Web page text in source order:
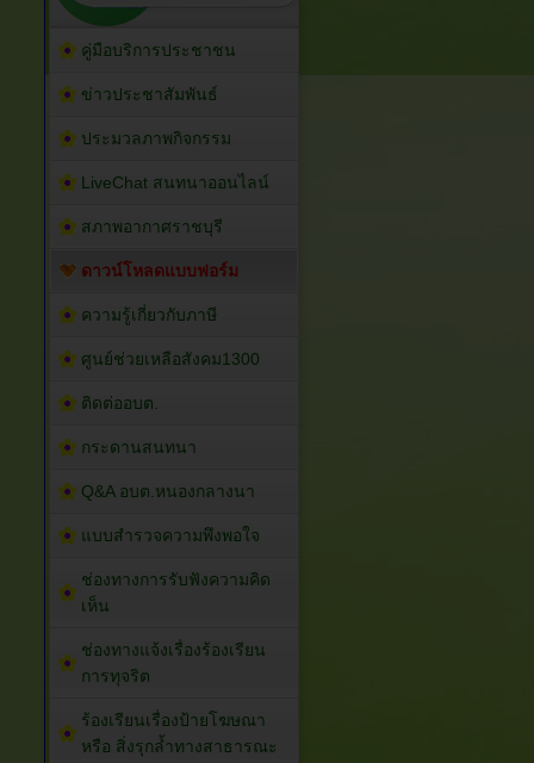
คู่มือบริการประชาชน
ข่าวประชาสัมพันธ์
ประมวลภาพกิจกรรม
LiveChat สนทนาออนไลน์
สภาพอากาศราชบุรี
ดาวน์โหลดแบบฟอร์ม
ความรู้เกี่ยวกับภาษี
ศูนย์ช่วยเหลือสังคม1300
ติดต่ออบต.
กระดานสนทนา
Q&A อบต.หนองกลางนา
แบบสำรวจความพึงพอใจ
ช่องทางการรับฟังความคิด
เห็น
ช่องทางแจ้งเรื่องร้องเรียน
การทุจริต
ร้องเรียนเรื่องป้ายโฆษณา
หรือ สิ่งรุกล้ำทางสาธารณะ